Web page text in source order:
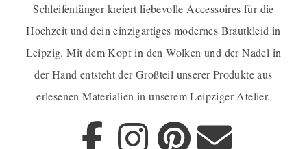
Schleifenfänger kreiert liebevolle Accessoires für die
Hochzeit und dein einzigartiges modernes Brautkleid in
Leipzig. Mit dem Kopf in den Wolken und der Nadel in
der Hand entsteht der Großteil unserer Produkte aus
erlesenen Materialien in unserem Leipziger Atelier.